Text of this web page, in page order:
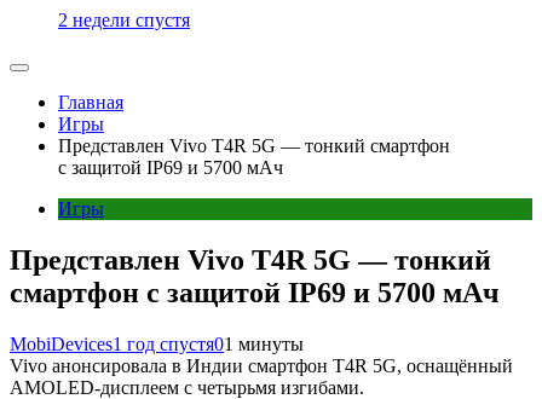
2 недели спустя
Главная
Игры
Представлен Vivo T4R 5G — тонкий смартфон
с защитой IP69 и 5700 мАч
Игры
Представлен Vivo T4R 5G — тонкий
смартфон с защитой IP69 и 5700 мАч
MobiDevices1 год спустя01 минуты
Vivo анонсировала в Индии смартфон T4R 5G, оснащённый
AMOLED-дисплеем с четырьмя изгибами.